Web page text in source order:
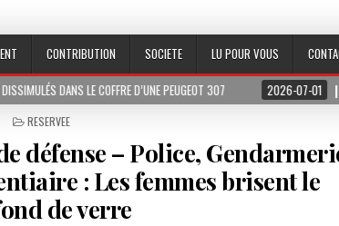
CONTRIBUTION SOCIETE LU POUR VOUS
COFFRE D’UNE PEUGEOT 307 2026-07-01 LE PR MEISSA
POSTED
RESERVEE
défense – Police,
: Les femmes brisent le
de verre